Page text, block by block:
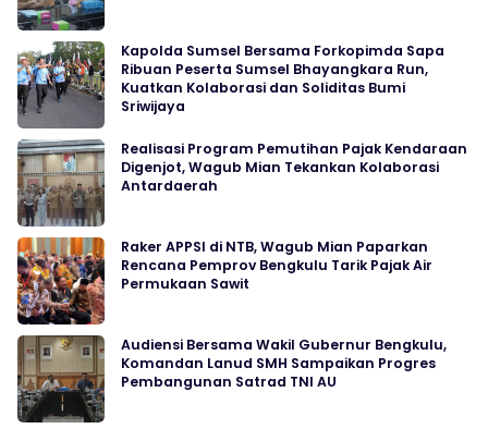
Kapolda Sumsel Bersama Forkopimda Sapa
Ribuan Peserta Sumsel Bhayangkara Run,
Kuatkan Kolaborasi dan Soliditas Bumi
Sriwijaya
Realisasi Program Pemutihan Pajak Kendaraan
Digenjot, Wagub Mian Tekankan Kolaborasi
Antardaerah
Raker APPSI di NTB, Wagub Mian Paparkan
Rencana Pemprov Bengkulu Tarik Pajak Air
Permukaan Sawit
Audiensi Bersama Wakil Gubernur Bengkulu,
Komandan Lanud SMH Sampaikan Progres
Pembangunan Satrad TNI AU